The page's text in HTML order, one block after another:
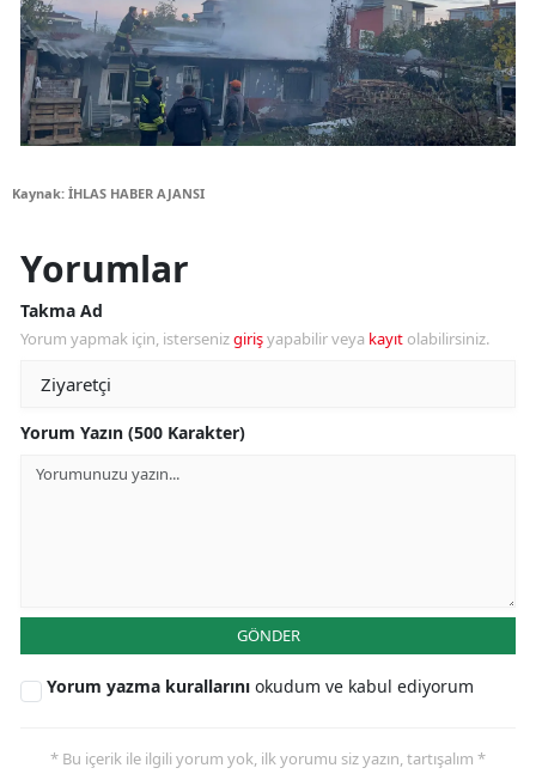
Kaynak: İHLAS HABER AJANSI
Yorumlar
Takma Ad
Yorum yapmak için, istersenizgirişyapabilir veya kayıt olabilirsiniz.
Yorum Yazın (500 Karakter)
GÖNDER
Yorum yazma kurallarını okudum ve kabul ediyorum
* Bu içerik ile ilgili yorum yok, ilk yorumu siz yazın, tartışalım *